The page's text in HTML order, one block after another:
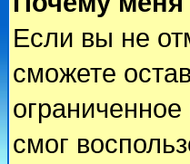
Если вы не
сможете
смог